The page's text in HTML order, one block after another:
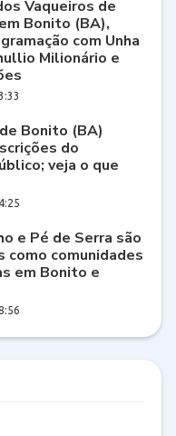
Vaqueiros de
Bonito (BA),
com Unha
Milionário e
Bonito (BA)
do
veja o que
e Pé de Serra são
como comunidades
em Bonito e